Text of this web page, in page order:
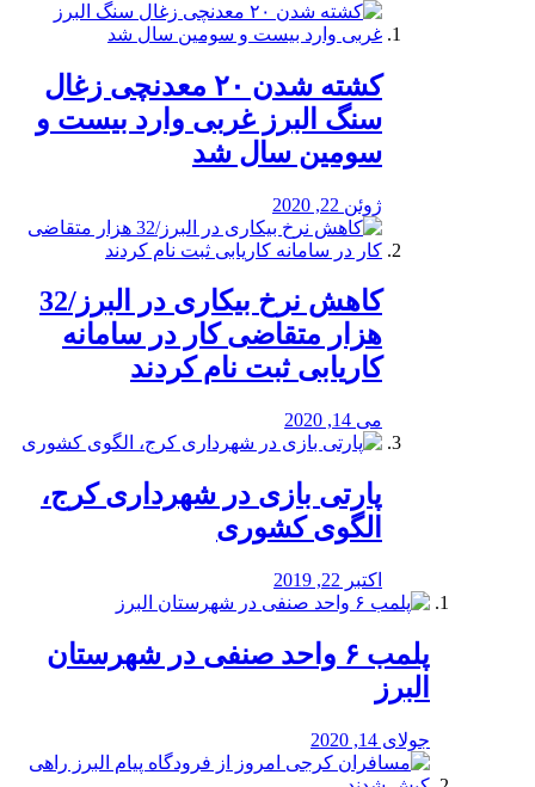
کشته شدن ۲۰ معدنچی زغال
سنگ البرز غربی وارد بیست و
سومین سال شد
ژوئن 22, 2020
کاهش نرخ بیکاری در البرز/32
هزار متقاضی کار در سامانه
کاریابی ثبت نام کردند
می 14, 2020
پارتی بازی در شهرداری کرج،
الگوی کشوری
اکتبر 22, 2019
پلمب ۶ واحد صنفی در شهرستان
البرز
جولای 14, 2020